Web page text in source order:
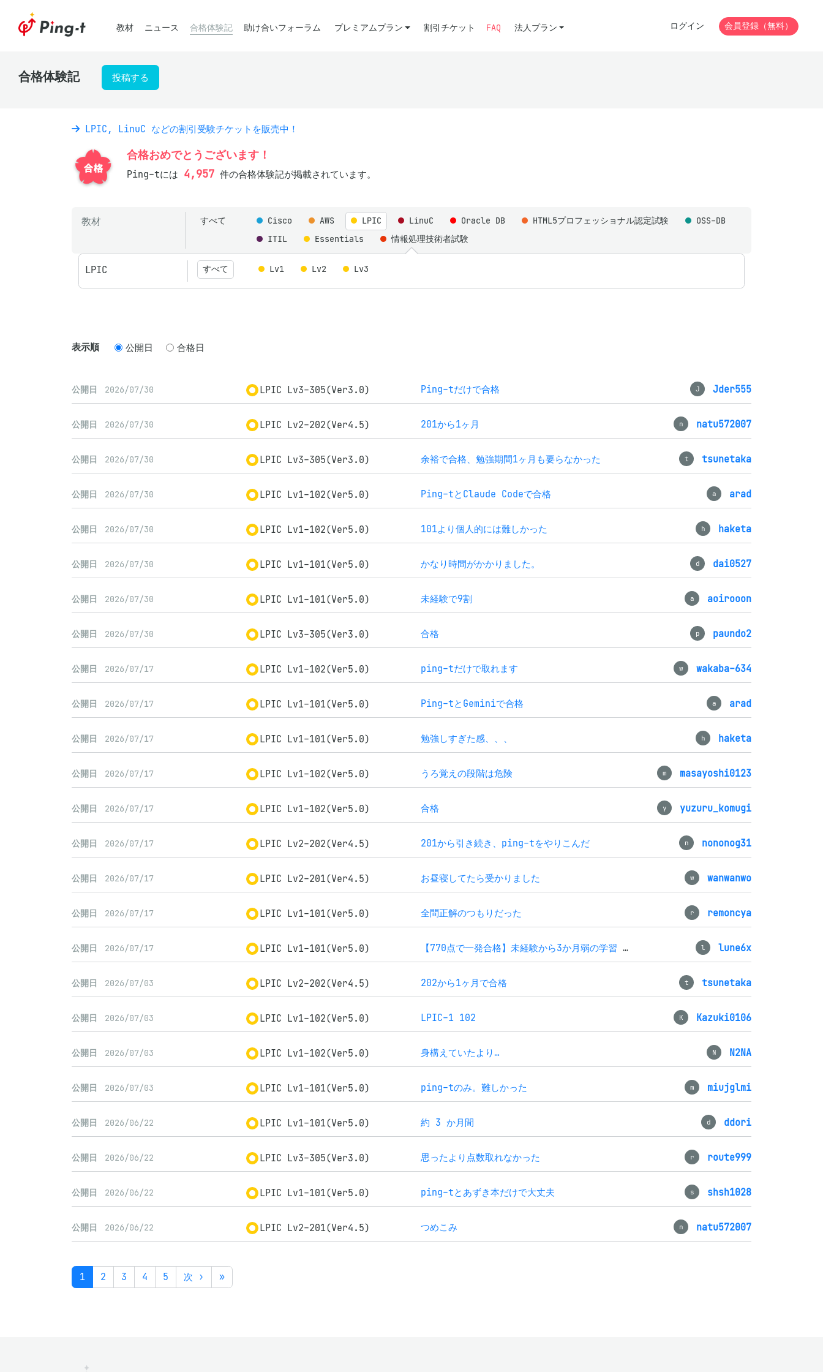
教材 ニュース 合格体験記 助け合いフォーラム プレミアムプラン 割引チケット FAQ 法人プラン ログイン 会員登録（無料）
合格体験記 投稿する
LPIC, LinuC などの割引受験チケットを販売中！
合格おめでとうございます！
Ping-tには 4,957 件の合格体験記が掲載されています。
教材 すべて Cisco AWS LPIC LinuC Oracle DB HTML5プロフェッショナル認定試験
OSS-DB
ITIL
Essentials 情報処理技術者試験
LPIC すべて Lv1 Lv2 Lv3
表示順 公開日 合格日
公開日 2026/07/30 LPIC Lv3-305(Ver3.0) Ping-tだけで合格 J Jder555
公開日 2026/07/30 LPIC Lv2-202(Ver4.5) 201から1ヶ月 n natu572007
公開日 2026/07/30 LPIC Lv3-305(Ver3.0) 余裕で合格、勉強期間1ヶ月も要らなかった t tsunetaka
公開日 2026/07/30 LPIC Lv1-102(Ver5.0) Ping-tとClaude Codeで合格 a arad
公開日 2026/07/30 LPIC Lv1-102(Ver5.0) 101より個人的には難しかった h haketa
公開日 2026/07/30 LPIC Lv1-101(Ver5.0) かなり時間がかかりました。 d dai0527
公開日 2026/07/30 LPIC Lv1-101(Ver5.0) 未経験で9割 a aoirooon
公開日 2026/07/30 LPIC Lv3-305(Ver3.0) 合格 p paundo2
公開日 2026/07/17 LPIC Lv1-102(Ver5.0) ping-tだけで取れます w wakaba-634
公開日 2026/07/17 LPIC Lv1-101(Ver5.0) Ping-tとGeminiで合格 a arad
公開日 2026/07/17 LPIC Lv1-101(Ver5.0) 勉強しすぎた感、、、 h haketa
公開日 2026/07/17 LPIC Lv1-102(Ver5.0) うろ覚えの段階は危険 m masayoshi0123
公開日 2026/07/17 LPIC Lv1-102(Ver5.0) 合格 y yuzuru_komugi
公開日 2026/07/17 LPIC Lv2-202(Ver4.5) 201から引き続き、ping-tをやりこんだ n nononog31
公開日 2026/07/17 LPIC Lv2-201(Ver4.5) お昼寝してたら受かりました w wanwanwo
公開日 2026/07/17 LPIC Lv1-101(Ver5.0) 全問正解のつもりだった r remoncya
公開日 2026/07/17 LPIC Lv1-101(Ver5.0) 【770点で一発合格】未経験から3か月弱の学習 黒本+スピマス+ping-tでじっくりと l lune6x
公開日 2026/07/03 LPIC Lv2-202(Ver4.5) 202から1ヶ月で合格 t tsunetaka
公開日 2026/07/03 LPIC Lv1-102(Ver5.0) LPIC-1 102 K Kazuki0106
公開日 2026/07/03 LPIC Lv1-102(Ver5.0) 身構えていたより… N N2NA
公開日 2026/07/03 LPIC Lv1-101(Ver5.0) ping-tのみ。難しかった m miujglmi
公開日 2026/06/22 LPIC Lv1-101(Ver5.0) 約 3 か月間 d ddori
公開日 2026/06/22 LPIC Lv3-305(Ver3.0) 思ったより点数取れなかった r route999
公開日 2026/06/22 LPIC Lv1-101(Ver5.0) ping-tとあずき本だけで大丈夫 s shsh1028
公開日 2026/06/22 LPIC Lv2-201(Ver4.5) つめこみ n natu572007
1 2 3 4 5 次 › »